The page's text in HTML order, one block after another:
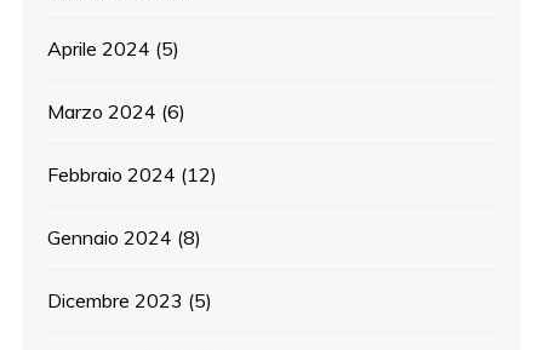
Aprile 2024 (5)
Marzo 2024 (6)
Febbraio 2024 (12)
Gennaio 2024 (8)
Dicembre 2023 (5)